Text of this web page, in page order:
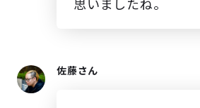
思いましたね。
佐藤さん